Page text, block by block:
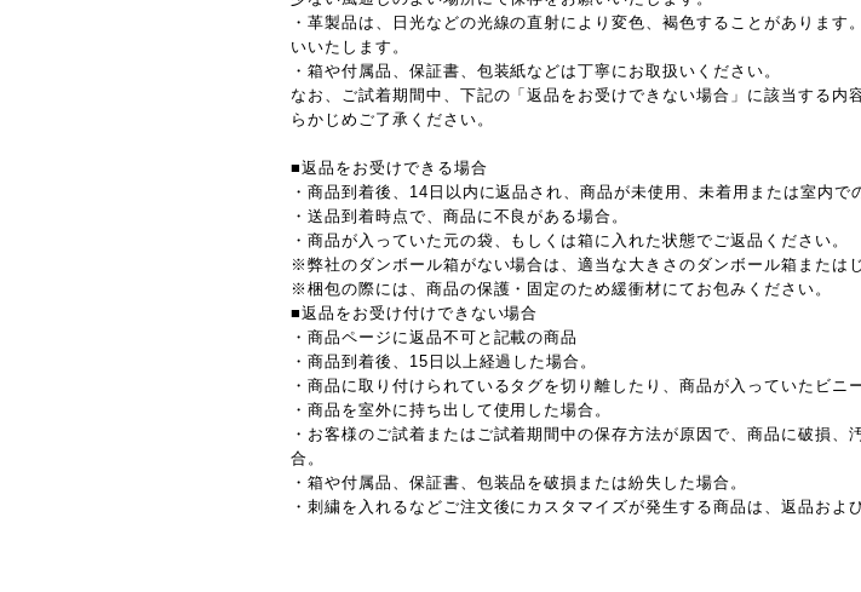
・革製品は、日光などの光線の直射により変色、褐色することがありま
いいたします。
・箱や付属品、保証書、包装紙などは丁寧にお取扱いください。
なお、ご試着期間中、下記の「返品をお受けできない場合」に該当する
らかじめご了承ください。
■返品をお受けできる場合
・商品到着後、14日以内に返品され、商品が未使用、未着用または室内で
・送品到着時点で、商品に不良がある場合。
・商品が入っていた元の袋、もしくは箱に入れた状態でご返品ください。
※弊社のダンボール箱がない場合は、適当な大きさのダンボール箱または
※梱包の際には、商品の保護・固定のため緩衝材にてお包みください。
■返品をお受け付けできない場合
・商品ページに返品不可と記載の商品
・商品到着後、15日以上経過した場合。
・商品に取り付けられているタグを切り離したり、商品が入っていたビニ
・商品を室外に持ち出して使用した場合。
・お客様のご試着またはご試着期間中の保存方法が原因で、商品に破損
合。
・箱や付属品、保証書、包装品を破損または紛失した場合。
・刺繍を入れるなどご注文後にカスタマイズが発生する商品は、返品およ